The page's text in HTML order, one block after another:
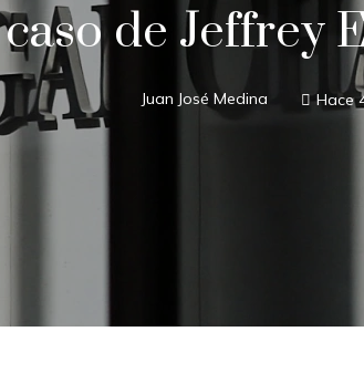
caso de Jeffrey
Juan José Medina Hace